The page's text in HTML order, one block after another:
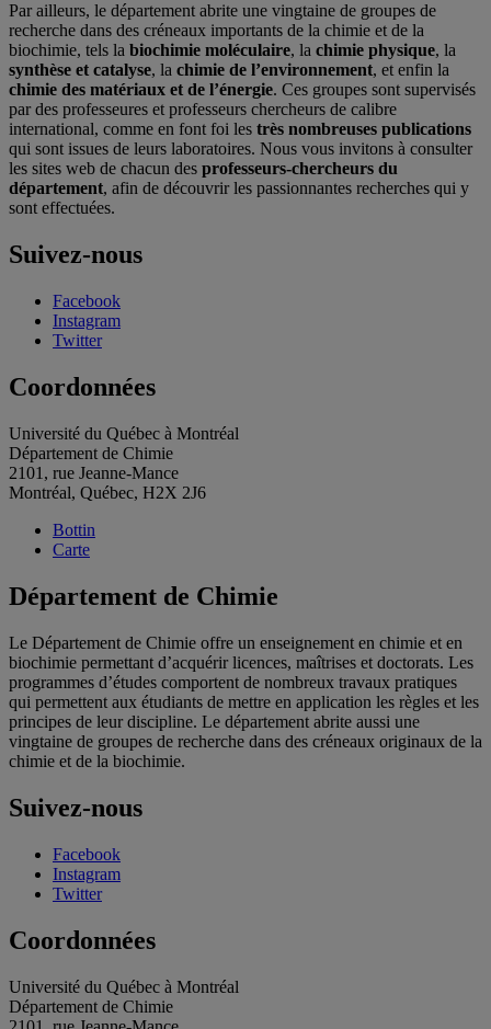
Par ailleurs, le département abrite une vingtaine de groupes de
recherche dans des créneaux importants de la chimie et de la
biochimie, tels la biochimie moléculaire, la chimie physique, la
synthèse et catalyse, la chimie de l’environnement, et enfin la
chimie des matériaux et de l’énergie. Ces groupes sont supervisés
par des professeures et professeurs chercheurs de calibre
international, comme en font foi les très nombreuses publications
qui sont issues de leurs laboratoires. Nous vous invitons à consulter
les sites web de chacun des professeurs-chercheurs du
département, afin de découvrir les passionnantes recherches qui y
sont effectuées.
Suivez-nous
Facebook
Instagram
Twitter
Coordonnées
Université du Québec à Montréal
Département de Chimie
2101, rue Jeanne-Mance
Montréal, Québec, H2X 2J6
Bottin
Carte
Département de Chimie
Le Département de Chimie offre un enseignement en chimie et en
biochimie permettant d’acquérir licences, maîtrises et doctorats. Les
programmes d’études comportent de nombreux travaux pratiques
qui permettent aux étudiants de mettre en application les règles et les
principes de leur discipline. Le département abrite aussi une
vingtaine de groupes de recherche dans des créneaux originaux de la
chimie et de la biochimie.
Suivez-nous
Facebook
Instagram
Twitter
Coordonnées
Université du Québec à Montréal
Département de Chimie